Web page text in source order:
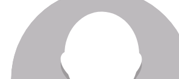
БАЗА ЗНАНИЙ
КЛЮЧЕВЫЕ СЛОВА
Регистрация